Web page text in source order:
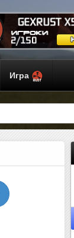
Игра